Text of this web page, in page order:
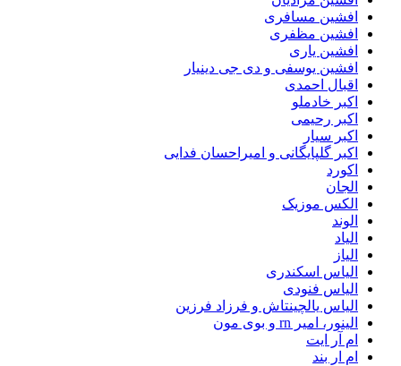
افشین مسافری
افشین مظفری
افشین یاری
افشین یوسفی و دی جی دینیار
اقبال احمدی
اکبر خادملو
اکبر رحیمی
اکبر سیار
اکبر گلپایگانی و امیراحسان فدایی
اکورد
الجان
الکس موزیک
الوند
الیاد
الیاز
الیاس اسکندری
الیاس فنودی
الیاس یالچینتاش و فرزاد فرزین
الینور، امیر rn و بوی مون
ام آر ایت
ام‌ ار بند